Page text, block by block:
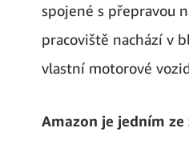
spojené s přepravou
pracoviště nachází v
vlastní motorové
Amazon je jedním